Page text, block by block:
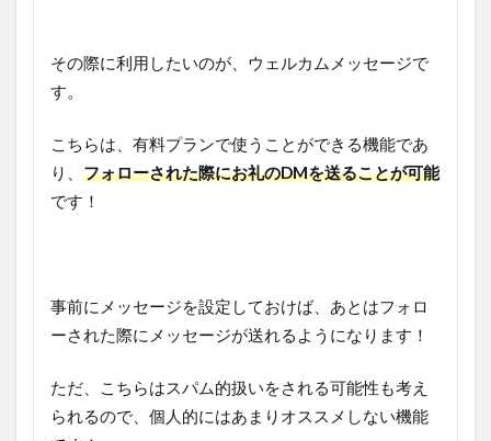
その際に利用したいのが、ウェルカムメッセージで
す。
こちらは、有料プランで使うことができる機能であ
り、 フォローされた際にお礼のDMを送ることが可能
です！
事前にメッセージを設定しておけば、あとはフォロ
ーされた際にメッセージが送れるようになります！
ただ、こちらはスパム的扱いをされる可能性も考え
られるので、個人的にはあまりオススメしない機能